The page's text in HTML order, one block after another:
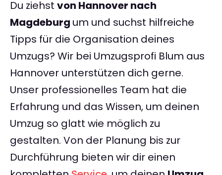
Du ziehst von Hannover nach
Magdeburg um und suchst hilfreiche
Tipps für die Organisation deines
Umzugs? Wir bei Umzugsprofi Blum aus
Hannover unterstützen dich gerne.
Unser professionelles Team hat die
Erfahrung und das Wissen, um deinen
Umzug so glatt wie möglich zu
gestalten. Von der Planung bis zur
Durchführung bieten wir dir einen